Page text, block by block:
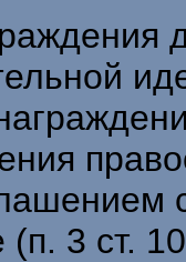
3 ст.